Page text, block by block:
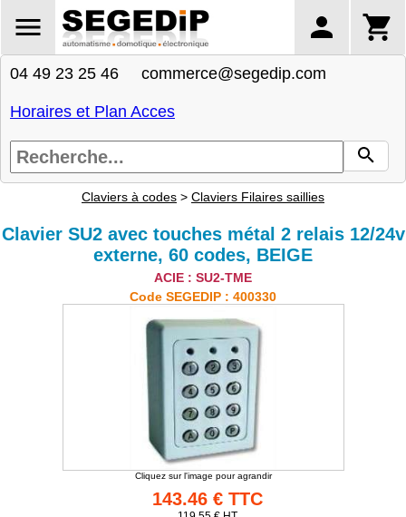
04 49 23 25 46 commerce@segedip.com
Horaires et Plan Acces
Claviers à codes > Claviers Filaires saillies
Clavier SU2 avec touches métal 2 relais 12/24v
externe, 60 codes, BEIGE
ACIE : SU2-TME
Code SEGEDIP : 400330
Cliquez sur l'image pour agrandir
143.46 € TTC